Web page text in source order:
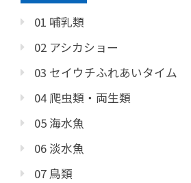
01 哺乳類
02 アシカショー
03 セイウチふれあいタイム
04 爬虫類・両生類
05 海水魚
06 淡水魚
07 鳥類